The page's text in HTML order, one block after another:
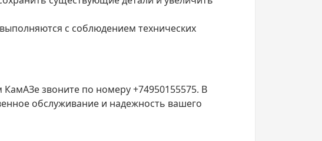
с соблюдением технических
звоните по номеру +74950155575. В
обслуживание и надежность вашего